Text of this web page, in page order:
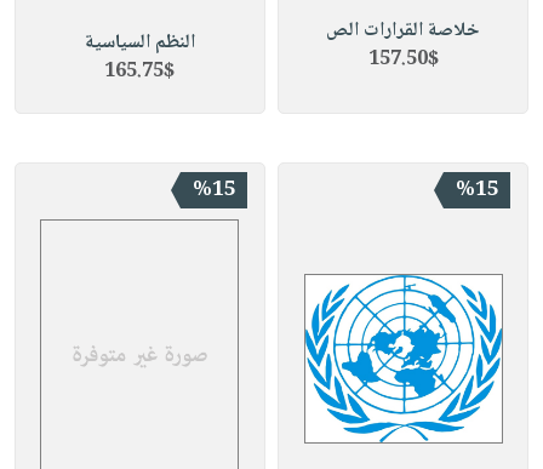
خلاصة القرارات الص
157.50$
النظم السياسية
165.75$
%15
%15